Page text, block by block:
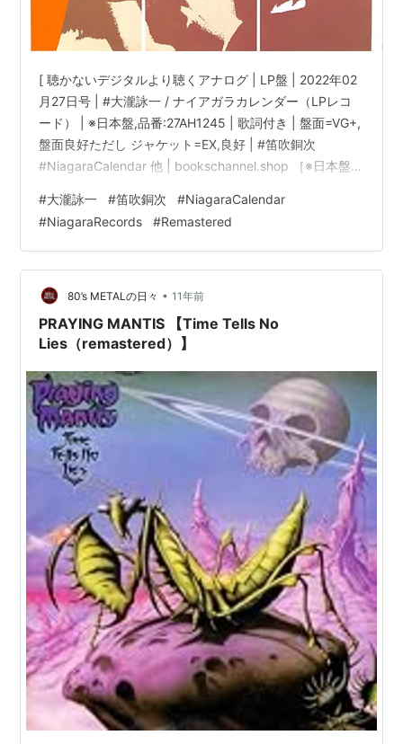
[ 聴かないデジタルより聴くアナログ | LP盤 | 2022年02
月27日号 | #大瀧詠一 / ナイアガラカレンダー（LPレコ
ード） | ※日本盤,品番:27AH1245 | 歌詞付き | 盤面=VG+,
盤面良好ただし ジャケット=EX,良好 | #笛吹銅次
#NiagaraCalendar 他 | bookschannel.shop ［※日本盤,
面良好ただし、盤面反れ］［ジャケット=EX,良好]［※保
護内袋を新品交換して配送致します］※［店舗併売の為、
時間差で売切れの場合がございます。何卒ご了承の上ご
注文をお願い申し上げます］…
#大瀧詠一 #笛吹銅次 #NiagaraCalendar
#NiagaraRecords #Remastered
80’s METALの日々 • 11年前
PRAYING MANTIS 【Time Tells No
Lies（remastered）】